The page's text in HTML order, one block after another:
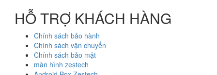
HỖ TRỢ KHÁCH HÀNG
Chính sách bảo hành
Chính sách vận chuyển
Chính sách bảo mật
màn hình zestech